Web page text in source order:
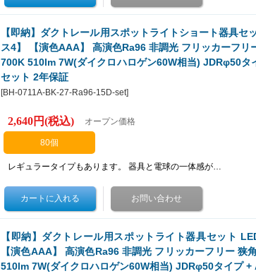
【即納】ダクトレール用スポットライトショート器具セ
ス4】 【演色AAA】 高演色Ra96 非調光 フリッカーフ
700K 510lm 7W(ダイクロハロゲン60W相当) JDRφ50タ
セット 2年保証
[BH-0711A-BK-27-Ra96-15D-set]
2,640円(税込) オープン価格
80個
レギュラータイプもあります。 器具と電球の一体感が…
【即納】ダクトレール用スポットライト器具セット
【演色AAA】 高演色Ra96 非調光 フリッカーフリー 狭
510lm 7W(ダイクロハロゲン60W相当) JDRφ50タイプ